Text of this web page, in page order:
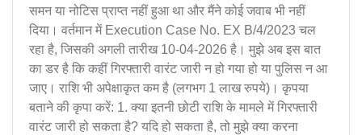
समन या नोटिस प्राप्त नहीं हुआ था और मैंने कोई जवाब भी नहीं
दिया। वर्तमान में Execution Case No. EX B/4/2023 चल
रहा है, जिसकी अगली तारीख 10-04-2026 है। मुझे अब इस बात
का डर है कि कहीं गिरफ्तारी वारंट जारी न हो गया हो या पुलिस न आ
जाए। राशि भी अपेक्षाकृत कम है (लगभग 1 लाख रुपये)। कृपया
बताने की कृपा करें: 1. क्या इतनी छोटी राशि के मामले में गिरफ्तारी
वारंट जारी हो सकता है? यदि हो सकता है, तो मुझे क्या करना